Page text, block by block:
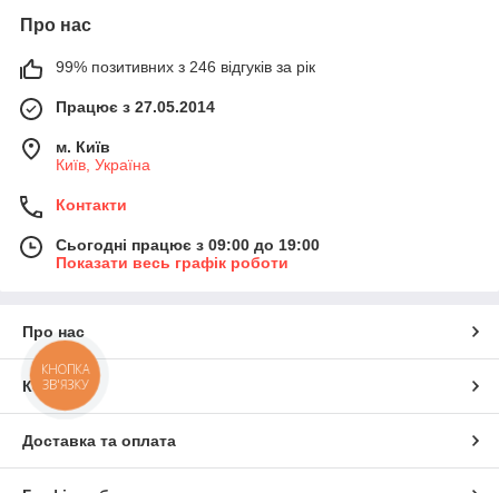
Про нас
99% позитивних з 246 відгуків за рік
Працює з 27.05.2014
м. Київ
Київ, Україна
Контакти
Сьогодні працює з 09:00 до 19:00
Показати весь графік роботи
Про нас
Контакти
Доставка та оплата
КНОПКА
ЗВ'ЯЗКУ